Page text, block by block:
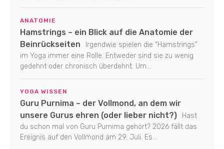
ANATOMIE
Hamstrings – ein Blick auf die Anatomie der
Beinrückseiten
Irgendwie spielen die "Hamstrings"
im Yoga immer eine Rolle. Entweder sind sie zu wenig
gedehnt oder chronisch überdehnt. Um...
YOGA WISSEN
Guru Purnima – der Vollmond, an dem wir
unsere Gurus ehren (oder lieber nicht?)
Hast
du schon mal von Guru Purnima gehört? 2026 fällt das
Ereignis auf den Vollmond am 29. Juli. Es...